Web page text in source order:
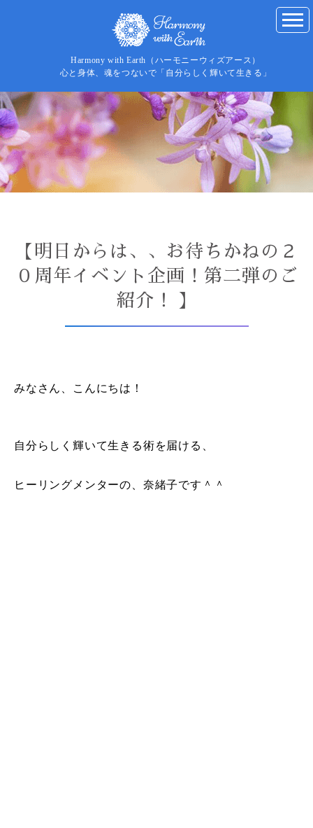
Harmony with Earth（ハーモニーウィズアース）
心と身体、魂をつないで「自分らしく輝いて生きる」
【明日からは、、お待ちかねの２
０周年イベント企画！第二弾のご
紹介！ 】
みなさん、こんにちは！
自分らしく輝いて生きる術を届ける、
ヒーリングメンターの、奈緒子です＾＾